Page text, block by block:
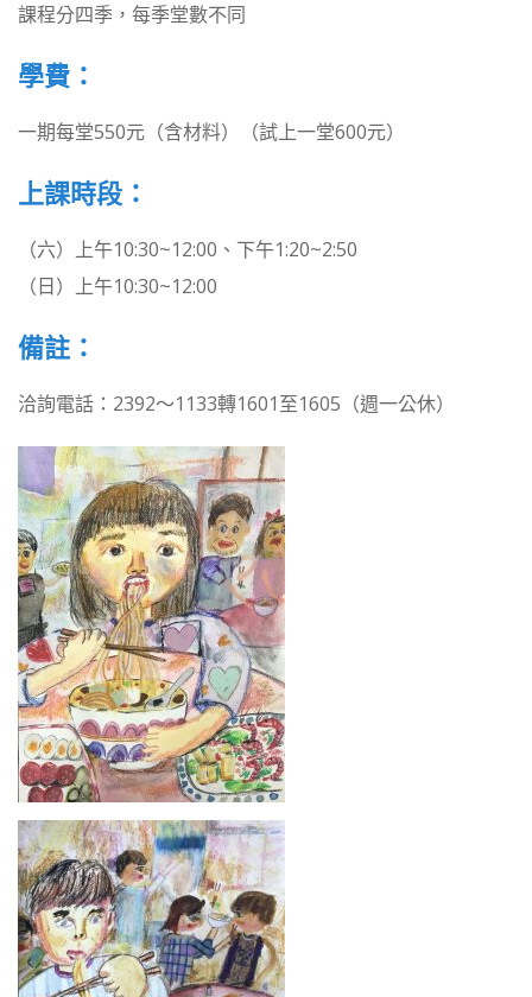
課程分四季，每季堂數不同
學費：
一期每堂550元（含材料）（試上一堂600元）
上課時段：
（六）上午10:30~12:00、下午1:20~2:50
（日）上午10:30~12:00
備註：
洽詢電話：2392～1133轉1601至1605（週一公休）